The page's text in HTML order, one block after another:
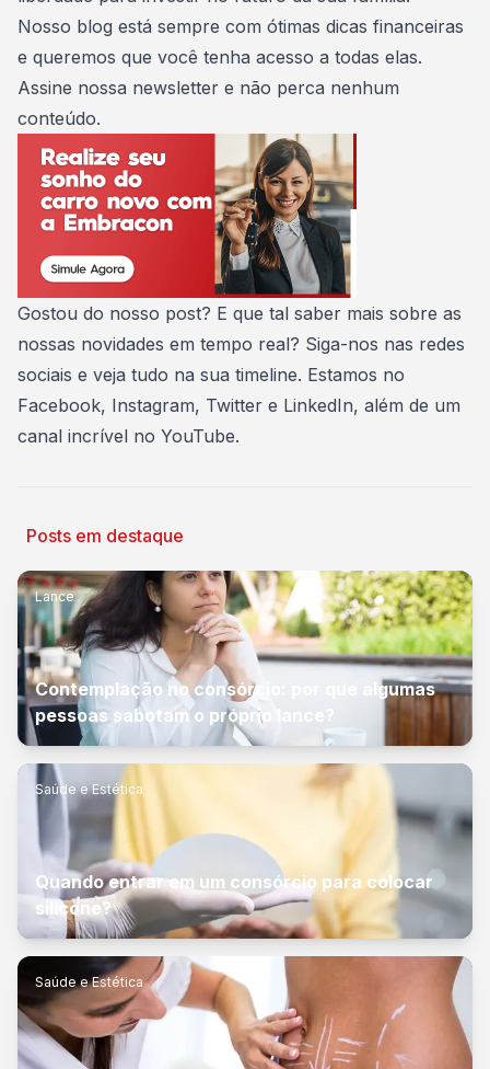
Nosso blog está sempre com ótimas dicas financeiras
e queremos que você tenha acesso a todas elas.
Assine nossa newsletter e não perca nenhum
conteúdo.
Gostou do nosso post? E que tal saber mais sobre as
nossas novidades em tempo real? Siga-nos nas redes
sociais e veja tudo na sua timeline. Estamos no
Facebook, Instagram, Twitter e LinkedIn, além de um
canal incrível no YouTube.
Posts em destaque
Lance
Contemplação no consórcio: por que algumas
pessoas sabotam o próprio lance?
Saúde e Estética
Quando entrar em um consórcio para colocar
silicone?
Saúde e Estética